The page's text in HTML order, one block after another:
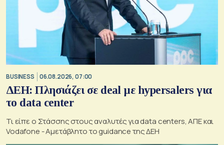
BUSINESS 06.08.2026, 07:00
ΔΕΗ: Πλησιάζει σε deal με hypersalers για
το data center
Τι είπε ο Στάσσης στους αναλυτές για data centers, ΑΠΕ και
Vodafone - Αμετάβλητο το guidance της ΔΕΗ